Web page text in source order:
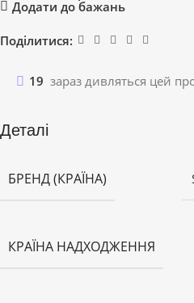
Додати до бажань
Поділитися:
19 зараз дивляться цей
Деталі
БРЕНД (КРАЇНА)
КРАЇНА НАДХОДЖЕННЯ